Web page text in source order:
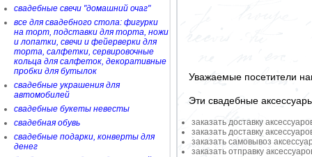
свадебные свечи "домашний очаг"
все для свадебного стола: фигурки
на торт, подставки для торта, ножи
и лопатки, свечи и фейерверки для
торта, салфетки, сервировочные
кольца для салфеток, декоративные
пробки для бутылок
свадебные украшения для
автомобилей
свадебные букеты невесты
свадебная обувь
свадебные подарки, конверты для
денег
Уважаемые посетители
Эти свадебные
заказать доставку
заказать доставку
заказать самовывоз
заказать отправку